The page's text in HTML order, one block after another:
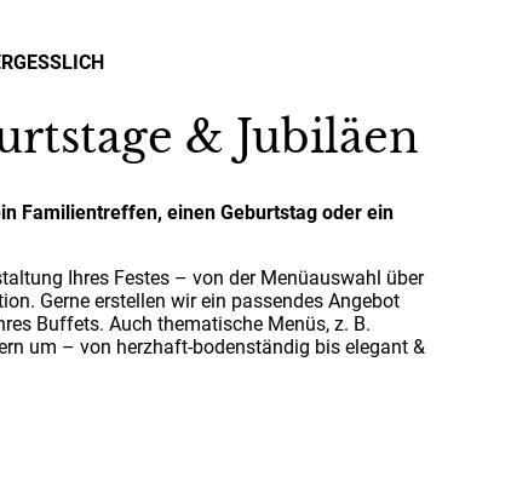
& Jubiläen
Familientreffen, einen Geburtstag oder ein
Ihres Festes – von der Menüauswahl über
Gerne erstellen wir ein passendes Angebot
Buffets. Auch thematische Menüs, z. B.
um – von herzhaft-bodenständig bis elegant &